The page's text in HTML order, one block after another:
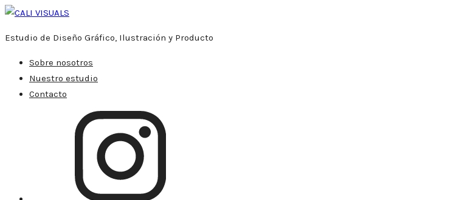
Estudio de Diseño Gráfico, Ilustración y Producto
Sobre nosotros
Nuestro estudio
Contacto